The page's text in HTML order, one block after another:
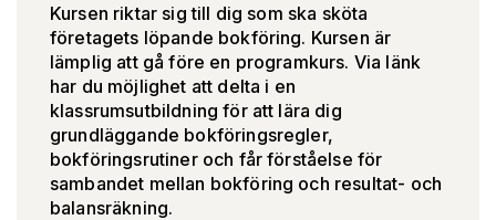
Kursen riktar sig till dig som ska sköta
företagets löpande bokföring. Kursen är
lämplig att gå före en programkurs. Via länk
har du möjlighet att delta i en
klassrumsutbildning för att lära dig
grundläggande bokföringsregler,
bokföringsrutiner och får förståelse för
sambandet mellan bokföring och resultat- och
balansräkning.